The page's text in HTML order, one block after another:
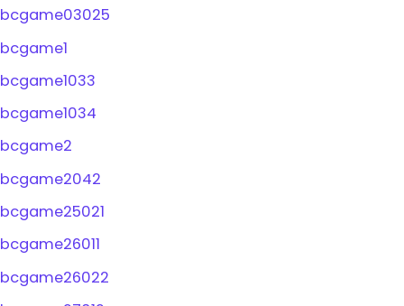
bcgame03025
bcgame1
bcgame1033
bcgame1034
bcgame2
bcgame2042
bcgame25021
bcgame26011
bcgame26022